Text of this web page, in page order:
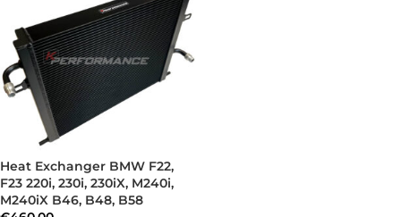
Heat Exchanger BMW F22,
F23 220i, 230i, 230iX, M240i,
M240iX B46, B48, B58